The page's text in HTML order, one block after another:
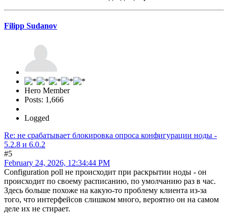
Filipp Sudanov
Hero Member
Posts: 1,666
Logged
Re: не срабатывает блокировка опроса конфигурации ноды -
5.2.8 и 6.0.2
#5
February 24, 2026, 12:34:44 PM
Configuration poll не происходит при раскрытии ноды - он
происходит по своему расписанию, по умолчанию раз в час.
Здесь больше похоже на какую-то проблему клиента из-за
того, что интерфейсов слишком много, вероятно он на самом
деле их не стирает.